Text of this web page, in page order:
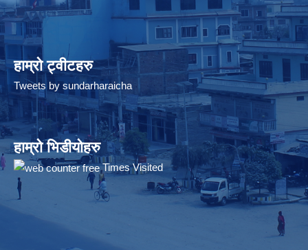
हाम्रो ट्वीटहरु
Tweets by sundarharaicha
हाम्रो भिडीयोहरु
Times Visited